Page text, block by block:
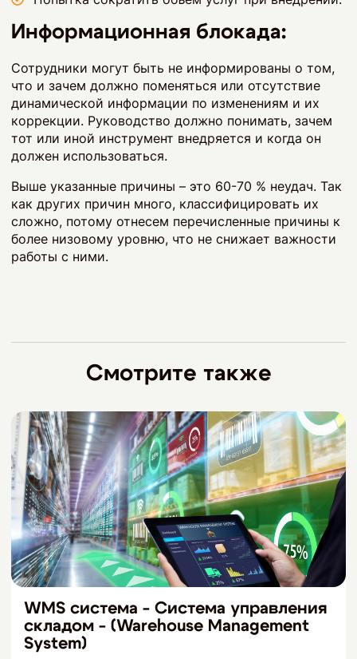
Информационная блокада:
Сотрудники могут быть не информированы о том,
что и зачем должно поменяться или отсутствие
динамической информации по изменениям и их
коррекции. Руководство должно понимать, зачем
тот или иной инструмент внедряется и когда он
должен использоваться.
Выше указанные причины – это 60-70 % неудач. Так
как других причин много, классифицировать их
сложно, потому отнесем перечисленные причины к
более низовому уровню, что не снижает важности
работы с ними.
Смотрите также
WMS система - Система управления
складом - (Warehouse Management
System)